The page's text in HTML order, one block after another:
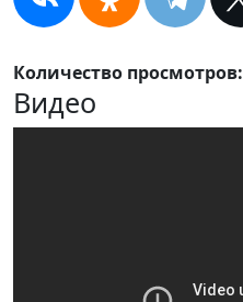
Количество просмотров:
Видео